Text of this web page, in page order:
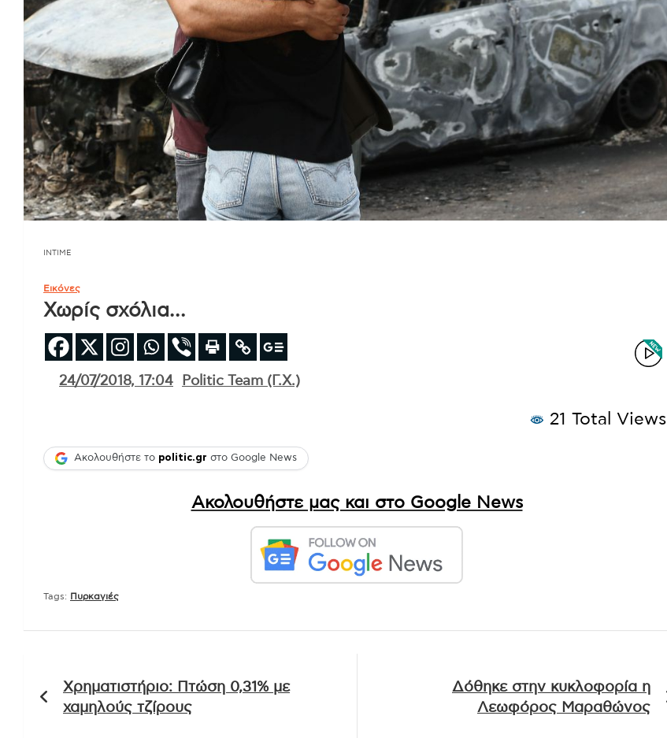
INTIME
Εικόνες
Χωρίς σχόλια…
24/07/2018, 17:04 Politic Team (Γ.Χ.)
21 Total Views
Ακολουθήστε το politic.gr στο Google News
Ακολουθήστε μας και στο Google News
Tags: Πυρκαγιές
άρθρων
Χρηματιστήριο: Πτώση 0,31% με
χαμηλούς τζίρους
Δόθηκε στην κυκλοφορία η
Λεωφόρος Μαραθώνος